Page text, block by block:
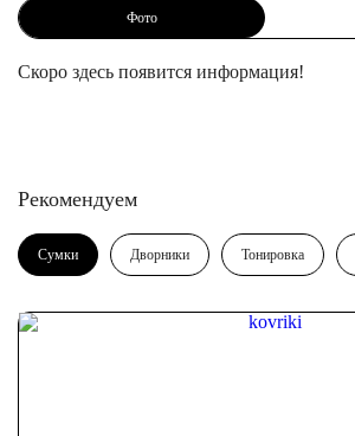
Фото
Скоро здесь появится информация!
Рекомендуем
Сумки Дворники Тонировка